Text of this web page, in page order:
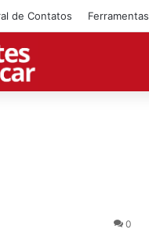
de Contatos Ferramentas
0